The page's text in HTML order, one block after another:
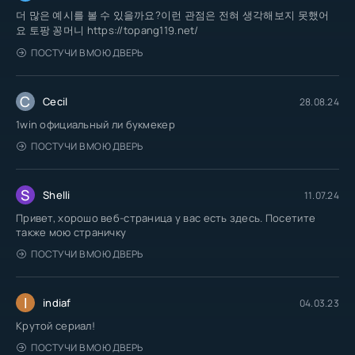
더 많은 예시를 볼 수 있을까요?이런 관점은 전혀 생각해보지 못했어
요 토팡 꽁머니 https://topang119.net/
ПОСТУЧИ В МОЮ ДВЕРЬ
C Cecil 28.08.24
1win официальный ли букмекер
ПОСТУЧИ В МОЮ ДВЕРЬ
S Shelli 11.07.24
Привет, хорошо веб-страница у вас есть здесь. Посетите
также мою страничку
ПОСТУЧИ В МОЮ ДВЕРЬ
I indiaf 04.03.23
Крутой сериал!
ПОСТУЧИ В МОЮ ДВЕРЬ